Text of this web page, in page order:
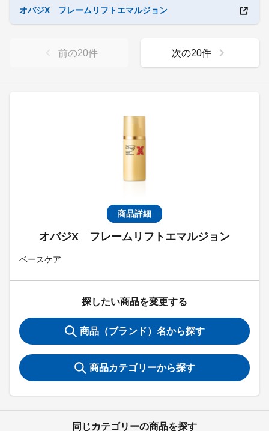
商品詳細
オバジX フレームリフトエマルジョン
ベースケア
探したい商品を変更する
商品（ブランド）名から探す
商品カテゴリーから探す
同じカテゴリーの商品を探す
オバジX フレームリフトエマルジョン
前の20件 次の20件